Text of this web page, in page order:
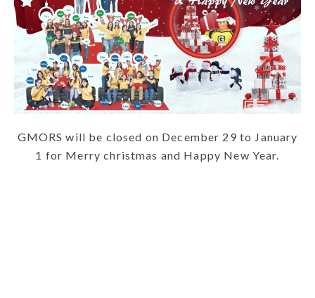
GMORS will be closed on December 29 to January
1 for Merry christmas and Happy New Year.